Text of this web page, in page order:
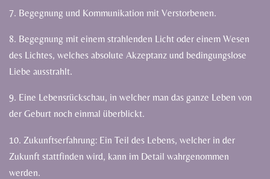
7. Begegnung und Kommunikation mit Verstorbenen.
8. Begegnung mit einem strahlenden Licht oder einem Wesen
des Lichtes, welches absolute Akzeptanz und bedingungslose
Liebe ausstrahlt.
9. Eine Lebensrückschau, in welcher man das ganze Leben von
der Geburt noch einmal überblickt.
10. Zukunftserfahrung: Ein Teil des Lebens, welcher in der
Zukunft stattfinden wird, kann im Detail wahrgenommen
werden.